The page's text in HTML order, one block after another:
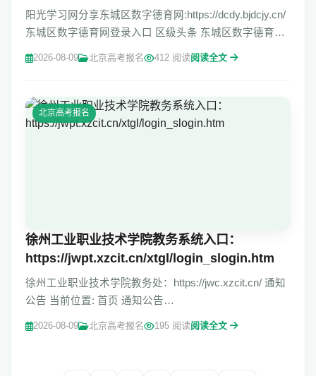
阳光学习网分享东城区数字德育网:https://dcdy.bjdcjy.cn/
东城区数字德育网登录入口 区级头条 东城区数字德育网
【健心阅读】不急不烦，耐心守护 [阳光心语]【健心阅
2026-08-09 北京高考报名 412 阅读阅读全文
北京高考报名
徐州工业职业技术学院教务系统入口：
https://jwpt.xzcit.cn/xtgl/login_slogin.htm
徐州工业职业技术学院教务处：https://jwc.xzcit.cn/ 通知
公告 当前位置: 首页 通知公告
https://jwpt.xzcit.cn/xtgl/login_slogin.html徐州工业职业技
2026-08-09 北京高考报名 195 阅读阅读全文